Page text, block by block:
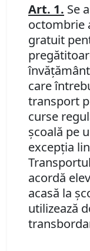
Art. 1. Se
octombrie
gratuit
care
transport
curse
şcoală pe
excepţia
acordă
acasă la
utilizează